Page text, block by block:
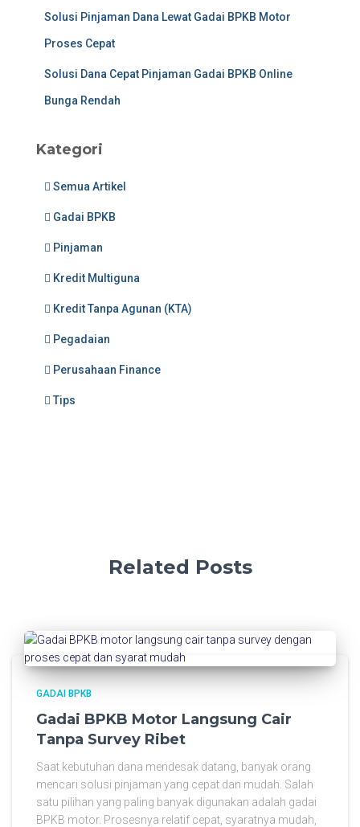
Solusi Pinjaman Dana Lewat Gadai BPKB Motor
Proses Cepat
Solusi Dana Cepat Pinjaman Gadai BPKB Online
Bunga Rendah
Kategori
Semua Artikel
Gadai BPKB
Pinjaman
Kredit Multiguna
Kredit Tanpa Agunan (KTA)
Pegadaian
Perusahaan Finance
Tips
Related Posts
GADAI BPKB
Gadai BPKB Motor Langsung Cair
Tanpa Survey Ribet
Saat kebutuhan dana mendesak datang, banyak orang
mencari solusi pinjaman yang cepat dan mudah. Salah
satu pilihan yang paling banyak digunakan adalah gadai
BPKB motor. Prosesnya relatif cepat, syaratnya mudah,